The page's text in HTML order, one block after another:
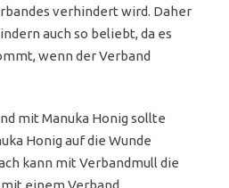
verhindert wird. Daher
auch so beliebt, da es
wenn der Verband
mit Manuka Honig sollte
Honig auf die Wunde
kann mit Verbandmull die